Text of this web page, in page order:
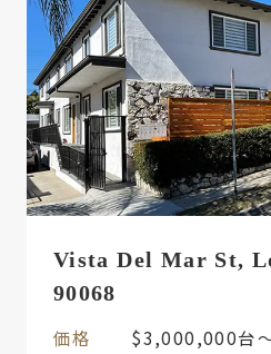
Vista Del Mar St,
90068
価格
$3,000,000台